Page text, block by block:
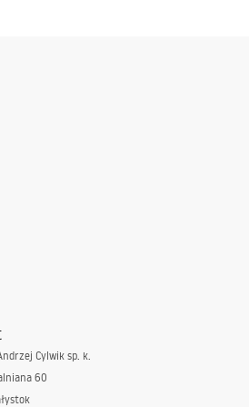
Cylwik sp. k.
60